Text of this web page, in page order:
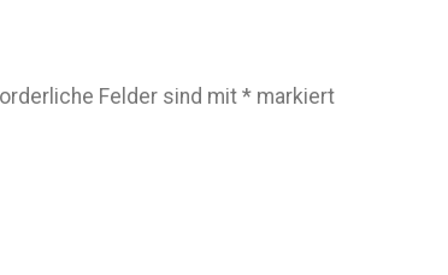
Felder sind mit* markiert